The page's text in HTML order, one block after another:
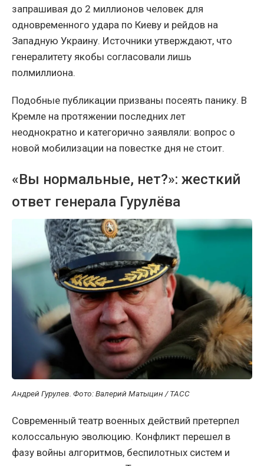
запрашивая до 2 миллионов человек для
одновременного удара по Киеву и рейдов на
Западную Украину. Источники утверждают, что
генералитету якобы согласовали лишь
полмиллиона.
Подобные публикации призваны посеять панику. В
Кремле на протяжении последних лет
неоднократно и категорично заявляли: вопрос о
новой мобилизации на повестке дня не стоит.
«Вы нормальные, нет?»: жесткий
ответ генерала Гурулёва
Андрей Гурулев. Фото: Валерий Матыцин / ТАСС
Современный театр военных действий претерпел
колоссальную эволюцию. Конфликт перешел в
фазу войны алгоритмов, беспилотных систем и